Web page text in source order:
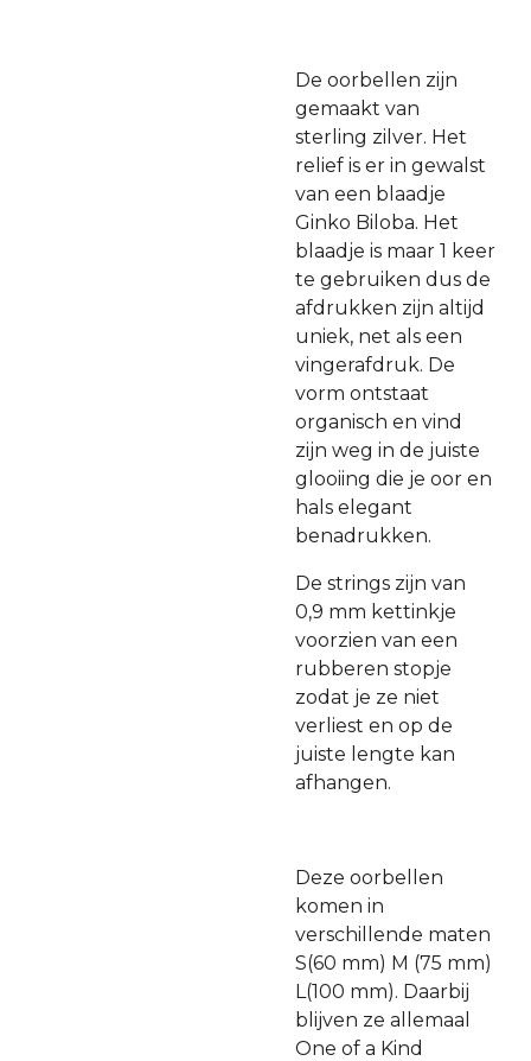
De oorbellen zijn
gemaakt van
sterling zilver. Het
relief is er in gewalst
van een blaadje
Ginko Biloba. Het
blaadje is maar 1 keer
te gebruiken dus de
afdrukken zijn altijd
uniek, net als een
vingerafdruk. De
vorm ontstaat
organisch en vind
zijn weg in de juiste
glooiing die je oor en
hals elegant
benadrukken.
De strings zijn van
0,9 mm kettinkje
voorzien van een
rubberen stopje
zodat je ze niet
verliest en op de
juiste lengte kan
afhangen.
Deze oorbellen
komen in
verschillende maten
S(60 mm) M (75 mm)
L(100 mm). Daarbij
blijven ze allemaal
One of a Kind